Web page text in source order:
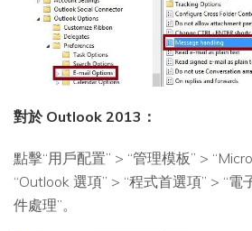
對於 Outlook 2013：
點擊“用戶配置” > “管理模板” >
“Outlook 選項” > “程式首選項” > “電
件處理”。